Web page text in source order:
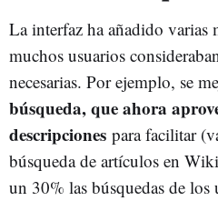
La interfaz ha añadido varias
muchos usuarios
necesarias. Por ejemplo, se
búsqueda, que ahora
descripciones para facilitar
búsqueda de artículos en
un 30% las búsquedas de los